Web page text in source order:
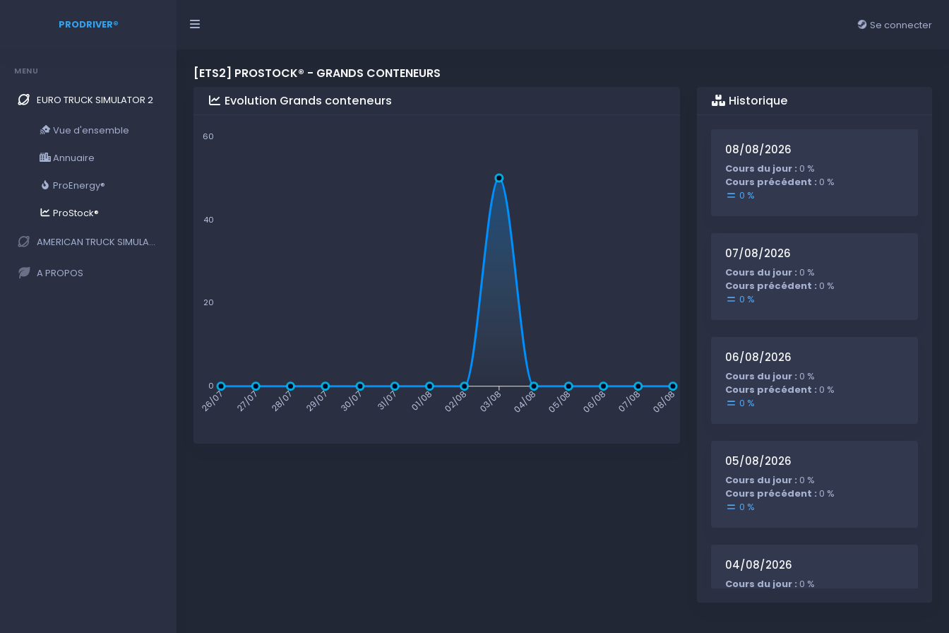
PRODRIVER® Se connecter
MENU
EURO TRUCK SIMULATOR 2
Vue d'ensemble
Annuaire
ProEnergy®
ProStock®
AMERICAN TRUCK SIMULATOR
A PROPOS
[ETS2] PROSTOCK® - GRANDS CONTENEURS
Evolution Grands conteneurs
60
40
20
0
26/07 27/07 28/07 29/07 30/07 31/07 01/08 02/08 03/08 04/08 05/08 06/08 07/08 08/08
Historique
08/08/2026
Cours du jour : 0 %
Cours précédent : 0 %
0 %
07/08/2026
Cours du jour : 0 %
Cours précédent : 0 %
0 %
06/08/2026
Cours du jour : 0 %
Cours précédent : 0 %
0 %
05/08/2026
Cours du jour : 0 %
Cours précédent : 0 %
0 %
04/08/2026
Cours du jour : 0 %